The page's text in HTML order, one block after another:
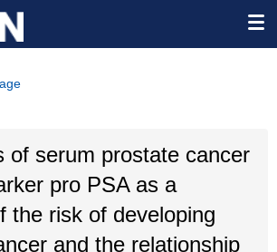
of serum prostate cancer
pro PSA as a
the risk of developing
and the relationship